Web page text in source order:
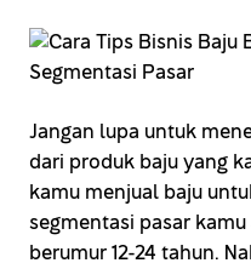
Jangan lupa untuk
dari produk baju yang
kamu menjual baju
segmentasi pasar
berumur 12-24 tahun.